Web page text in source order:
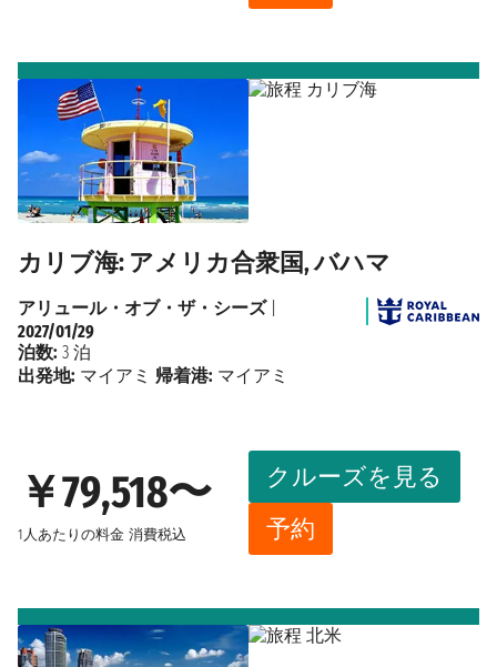
カリブ海: アメリカ合衆国, バハマ
￥79,518〜
1人あたりの料金 消費税込
クルーズを見る
予約
アリュール・オブ・ザ・シーズ|
2027/01/29
泊数: 3 泊
出発地: マイアミ 帰着港: マイアミ